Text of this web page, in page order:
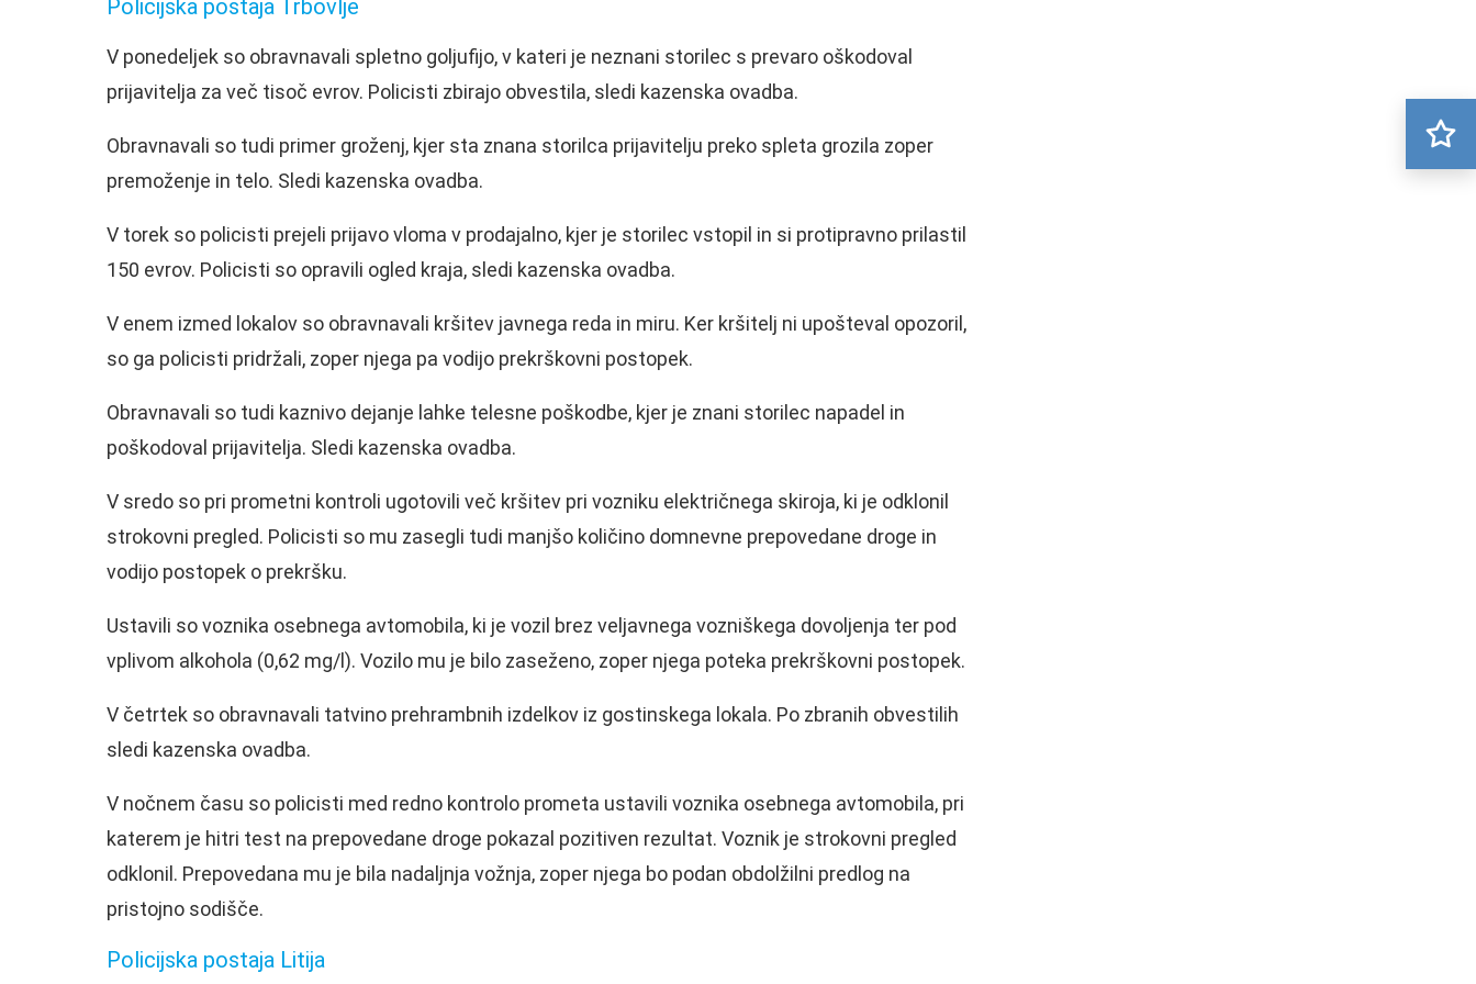
Policijska postaja Trbovlje
V ponedeljek so obravnavali spletno goljufijo, v kateri je neznani storilec s prevaro oškodoval
prijavitelja za več tisoč evrov. Policisti zbirajo obvestila, sledi kazenska ovadba.
Obravnavali so tudi primer groženj, kjer sta znana storilca prijavitelju preko spleta grozila zoper
premoženje in telo. Sledi kazenska ovadba.
V torek so policisti prejeli prijavo vloma v prodajalno, kjer je storilec vstopil in si protipravno prilastil
150 evrov. Policisti so opravili ogled kraja, sledi kazenska ovadba.
V enem izmed lokalov so obravnavali kršitev javnega reda in miru. Ker kršitelj ni upošteval opozoril,
so ga policisti pridržali, zoper njega pa vodijo prekrškovni postopek.
Obravnavali so tudi kaznivo dejanje lahke telesne poškodbe, kjer je znani storilec napadel in
poškodoval prijavitelja. Sledi kazenska ovadba.
V sredo so pri prometni kontroli ugotovili več kršitev pri vozniku električnega skiroja, ki je odklonil
strokovni pregled. Policisti so mu zasegli tudi manjšo količino domnevne prepovedane droge in
vodijo postopek o prekršku.
Ustavili so voznika osebnega avtomobila, ki je vozil brez veljavnega vozniškega dovoljenja ter pod
vplivom alkohola (0,62 mg/l). Vozilo mu je bilo zaseženo, zoper njega poteka prekrškovni postopek.
V četrtek so obravnavali tatvino prehrambnih izdelkov iz gostinskega lokala. Po zbranih obvestilih
sledi kazenska ovadba.
V nočnem času so policisti med redno kontrolo prometa ustavili voznika osebnega avtomobila, pri
katerem je hitri test na prepovedane droge pokazal pozitiven rezultat. Voznik je strokovni pregled
odklonil. Prepovedana mu je bila nadaljnja vožnja, zoper njega bo podan obdolžilni predlog na
pristojno sodišče.
Policijska postaja Litija